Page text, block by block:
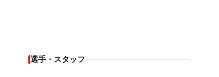
選手・スタッフ